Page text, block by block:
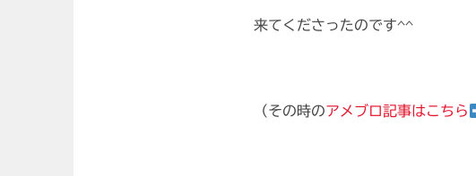
来てくださったのです^^
（その時のアメブロ記事はこちら